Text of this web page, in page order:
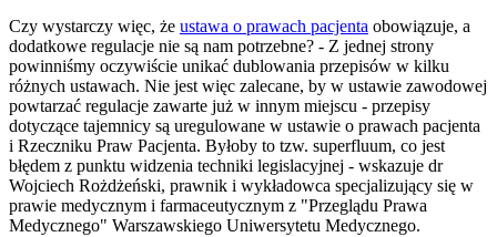
Czy wystarczy więc, że ustawa o prawach pacjenta obowiązuje, a
dodatkowe regulacje nie są nam potrzebne? - Z jednej strony
powinniśmy oczywiście unikać dublowania przepisów w kilku
różnych ustawach. Nie jest więc zalecane, by w ustawie zawodowej
powtarzać regulacje zawarte już w innym miejscu - przepisy
dotyczące tajemnicy są uregulowane w ustawie o prawach pacjenta
i Rzeczniku Praw Pacjenta. Byłoby to tzw. superfluum, co jest
błędem z punktu widzenia techniki legislacyjnej - wskazuje dr
Wojciech Rożdżeński, prawnik i wykładowca specjalizujący się w
prawie medycznym i farmaceutycznym z "Przeglądu Prawa
Medycznego" Warszawskiego Uniwersytetu Medycznego.